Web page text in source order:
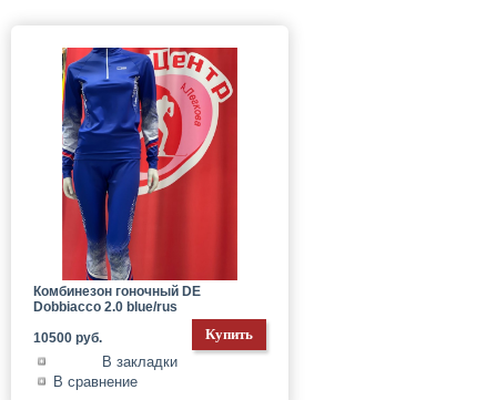
Комбинезон гоночный DE
Dobbiacco 2.0 blue/rus
10500 руб.
В закладки
В сравнение